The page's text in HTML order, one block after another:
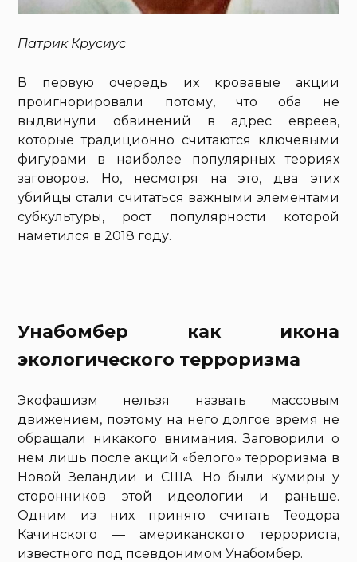
Патрик Крусиус
В первую очередь их кровавые акции
проигнорировали потому, что оба не
выдвинули обвинений в адрес евреев,
которые традиционно считаются ключевыми
фигурами в наиболее популярных теориях
заговоров. Но, несмотря на это, два этих
убийцы стали считаться важными элементами
субкультуры, рост популярности которой
наметился в 2018 году.
Унабомбер как икона
экологического терроризма
Экофашизм нельзя назвать массовым
движением, поэтому на него долгое время не
обращали никакого внимания. Заговорили о
нем лишь после акций «белого» терроризма в
Новой Зеландии и США. Но были кумиры у
сторонников этой идеологии и раньше.
Одним из них принято считать Теодора
Качинского — американского террориста,
известного под псевдонимом Унабомбер.